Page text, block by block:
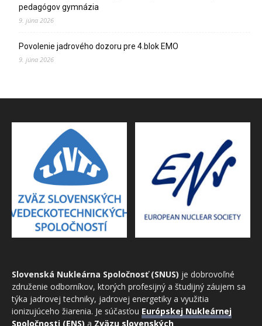
pedagógov gymnázia
9. júna 2026
Povolenie jadrového dozoru pre 4.blok EMO
9. júna 2026
Slovenská Nukleárna Spoločnosť (SNUS) je dobrovoľné
združenie odborníkov, ktorých profesijný a študijný záujem sa
týka jadrovej techniky, jadrovej energetiky a využitia
ionizujúceho žiarenia. Je súčasťou Európskej Nukleárnej
Spoločnosti (ENS) a Zväzu slovenských